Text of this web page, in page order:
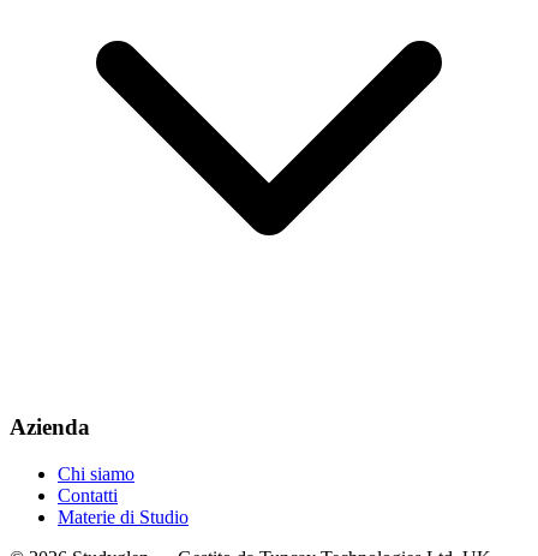
Azienda
Chi siamo
Contatti
Materie di Studio